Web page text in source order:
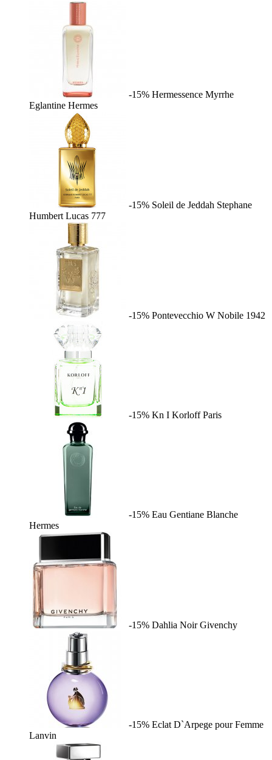
-15% Hermessence Myrrhe
Eglantine Hermes
-15% Soleil de Jeddah Stephane
Humbert Lucas 777
-15% Pontevecchio W Nobile 1942
-15% Kn I Korloff Paris
-15% Eau Gentiane Blanche
Hermes
-15% Dahlia Noir Givenchy
-15% Eclat D`Arpege pour Femme
Lanvin